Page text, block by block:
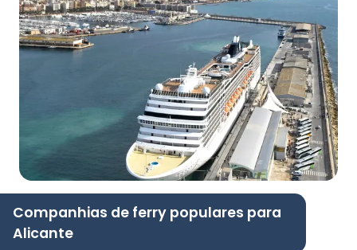
Companhias de ferry populares para
Alicante